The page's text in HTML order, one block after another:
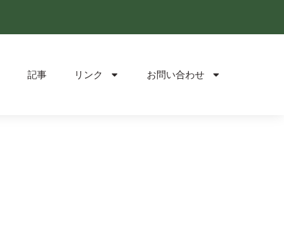
記事 リンク お問い合わせ